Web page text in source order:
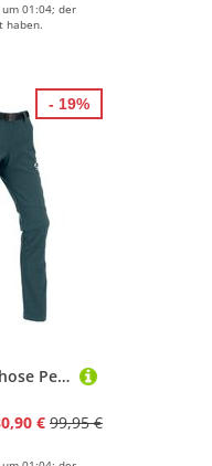
01:04; der
haben.
MAUL Damen Trekkinghose Peak Perle Softshell
€ 99,95 €
- 19%